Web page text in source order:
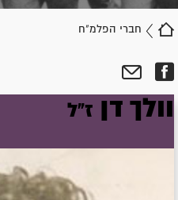
חברי הפלמ"ח
וולך דן ז"ל